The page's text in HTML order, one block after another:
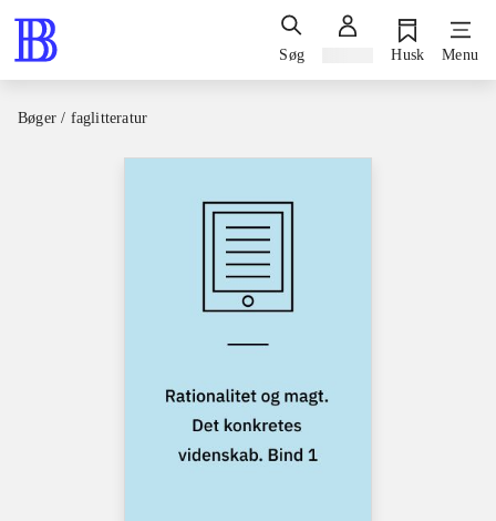
Søg Husk Menu
Bøger / faglitteratur